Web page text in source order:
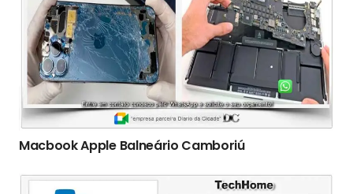
Macbook Apple Balneário Camboriú